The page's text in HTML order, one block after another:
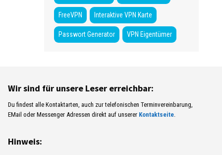
FreeVPN Interaktive VPN Karte
Passwort Generator VPN Eigentümer
Wir sind für unsere Leser erreichbar:
Du findest alle Kontaktarten, auch zur telefonischen Terminvereinbarung,
EMail oder Messenger Adressen direkt auf unserer Kontaktseite.
Hinweis: